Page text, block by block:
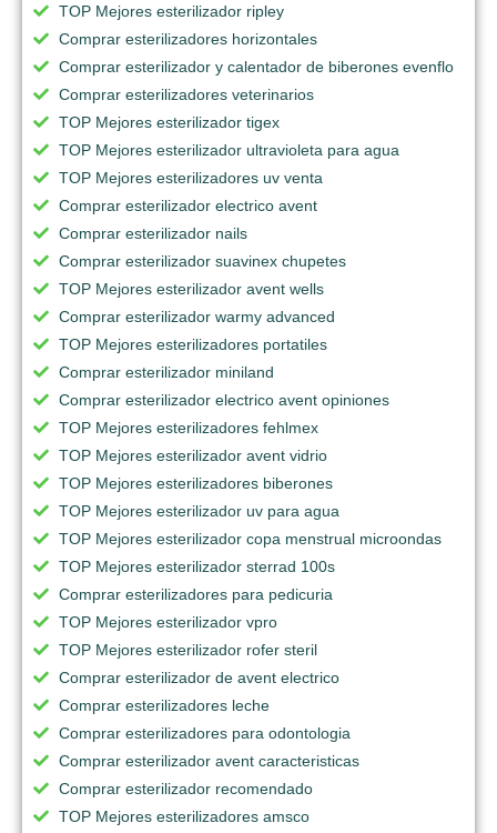
TOP Mejores esterilizador ripley
Comprar esterilizadores horizontales
Comprar esterilizador y calentador de biberones evenflo
Comprar esterilizadores veterinarios
TOP Mejores esterilizador tigex
TOP Mejores esterilizador ultravioleta para agua
TOP Mejores esterilizadores uv venta
Comprar esterilizador electrico avent
Comprar esterilizador nails
Comprar esterilizador suavinex chupetes
TOP Mejores esterilizador avent wells
Comprar esterilizador warmy advanced
TOP Mejores esterilizadores portatiles
Comprar esterilizador miniland
Comprar esterilizador electrico avent opiniones
TOP Mejores esterilizadores fehlmex
TOP Mejores esterilizador avent vidrio
TOP Mejores esterilizadores biberones
TOP Mejores esterilizador uv para agua
TOP Mejores esterilizador copa menstrual microondas
TOP Mejores esterilizador sterrad 100s
Comprar esterilizadores para pedicuria
TOP Mejores esterilizador vpro
TOP Mejores esterilizador rofer steril
Comprar esterilizador de avent electrico
Comprar esterilizadores leche
Comprar esterilizadores para odontologia
Comprar esterilizador avent caracteristicas
Comprar esterilizador recomendado
TOP Mejores esterilizadores amsco